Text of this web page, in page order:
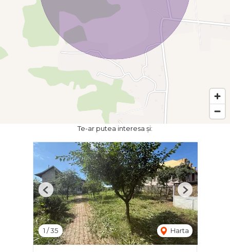
Te-ar putea interesa și:
1 /35 Harta
Previous Next